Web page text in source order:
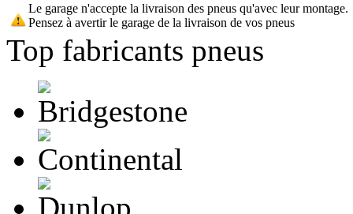
Le garage n'accepte la livraison des pneus qu'avec leur montage.
Pensez à avertir le garage de la livraison de vos pneus
Top fabricants pneus